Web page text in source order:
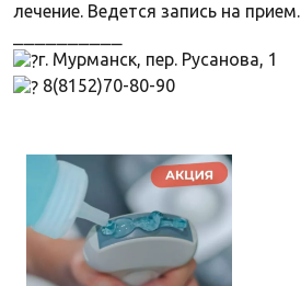
лечение. Ведется запись на прием.
г. Мурманск, пер. Русанова, 1
8(8152)70-80-90